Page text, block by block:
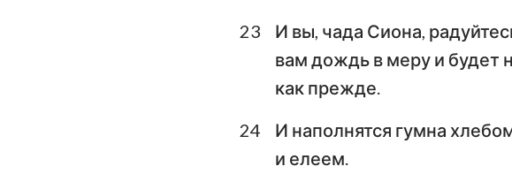
23
И вы, чада Сиона,
вам дождь в меру и будет
как прежде.
24
И наполнятся гумна
и елеем.